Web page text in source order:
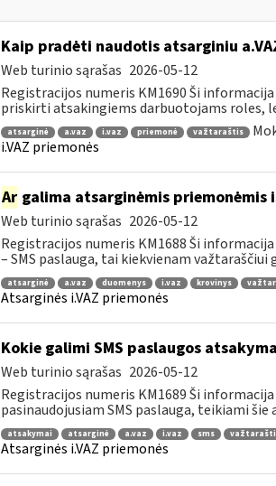
Kaip pradėti naudotis atsarginiu
Web turinio sąrašas 2026-05-12
Registracijos numeris KM1690 Ši
priskirti atsakingiems darbuotojams roles,
atsarginė a.vaz i.vaz priemonė važtaraštis
i.VAZ priemonės
Argalima atsarginėmis
Web turinio sąrašas 2026-05-12
Registracijos numeris KM1688 Ši
– SMS paslauga, tai kiekvienam
atsarginė a.vaz duomenys i.vaz krovinys
Atsarginės i.VAZ priemonės
Kokie galimi SMS paslaugos
Web turinio sąrašas 2026-05-12
Registracijos numeris KM1689 Ši
pasinaudojusiam SMS paslauga, teikiami
atsakymai atsarginė a.vaz i.vaz sms
Atsarginės i.VAZ priemonės